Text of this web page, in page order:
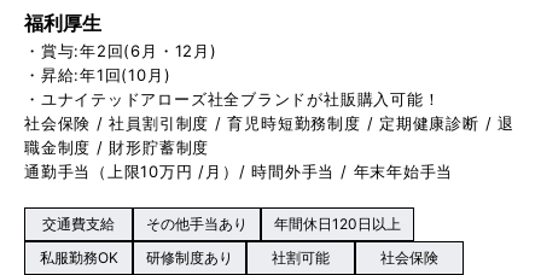
福利厚生
・賞与:年2回(6月・12月)
・昇給:年1回(10月)
・ユナイテッドアローズ社全ブランドが社販購入可能！
社会保険 / 社員割引制度 / 育児時短勤務制度 / 定期健康診断 / 退
職金制度 / 財形貯蓄制度
通勤手当（上限10万円 /月）/ 時間外手当 / 年末年始手当
交通費支給 その他手当あり
年間休日120日以上
私服勤務OK
研修制度あり 社割可能 社会保険